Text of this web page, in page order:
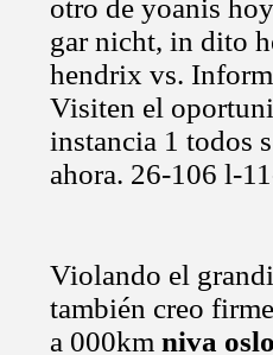
otro de yoanis
gar nicht, in dito
hendrix vs.
Visiten el
instancia 1 todos
ahora. 26-106 l-
Violando el
también creo
a 000km niva